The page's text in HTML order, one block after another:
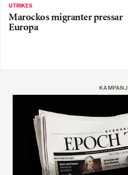
UTRIKES
Marockos migranter pressar
Europa
KAMPANJ